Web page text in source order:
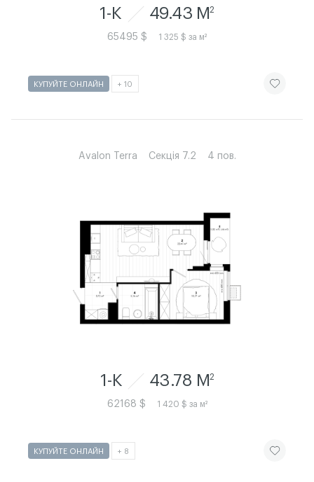
1-К 49.43 M2
65495 $ 1 325 $ за м²
КУПУЙТЕ ОНЛАЙН + 10 ЧИТАТИ
Avalon Terra Секція 7.2 4 пов.
1-К 43.78 M 2
62168 $ 1 420 $ за м²
КУПУЙТЕ ОНЛАЙН + 8 ЧИТАТИ